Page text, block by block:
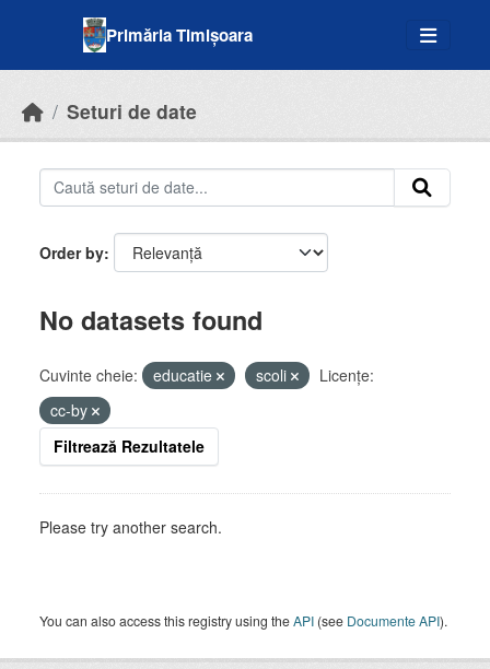
Primăria Timișoara
Seturi de date
Order by
No datasets found
Cuvinte cheie: educatie scoli
Licenţe:
cc-by
Filtrează Rezultatele
Please try another search.
You can also access this registry using theAPI (see Documente API).